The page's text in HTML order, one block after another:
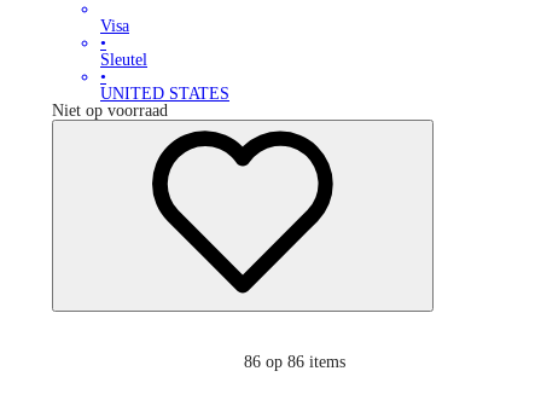
Visa
•
Sleutel
•
UNITED STATES
Niet op voorraad
86 op 86 items